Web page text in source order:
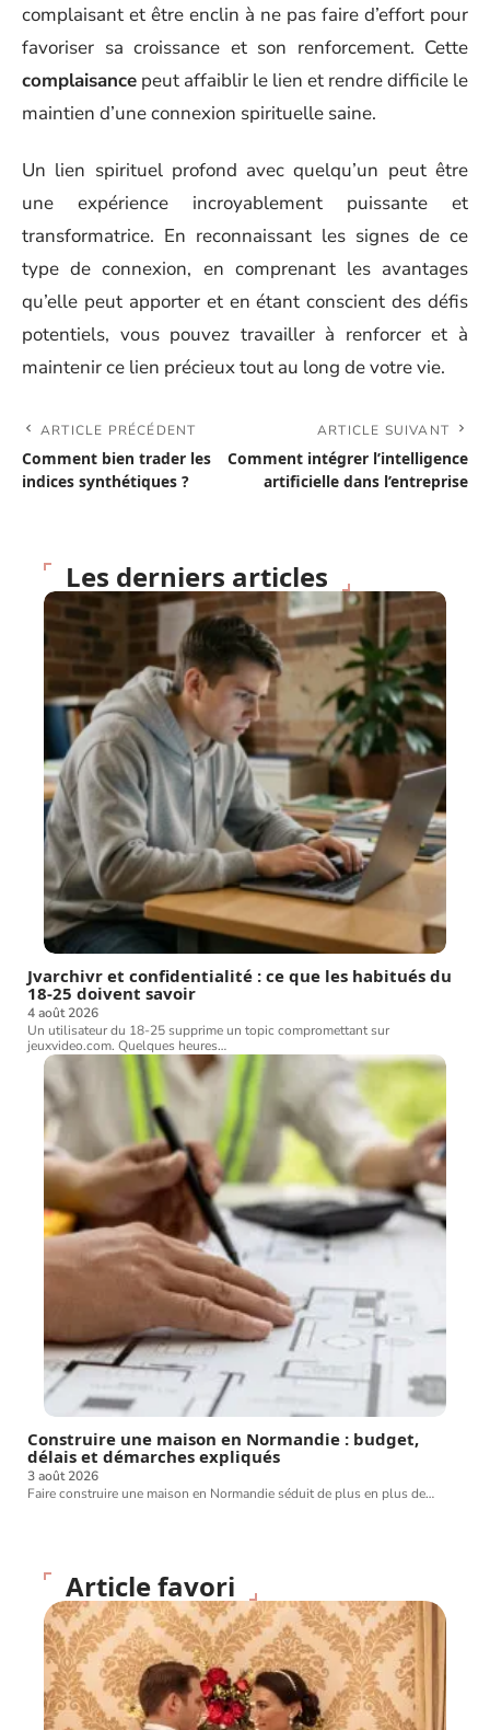
complaisant et être enclin à ne pas faire d’effort pour
favoriser sa croissance et son renforcement. Cette
complaisance peut affaiblir le lien et rendre difficile le
maintien d’une connexion spirituelle saine.
Un lien spirituel profond avec quelqu’un peut être
une expérience incroyablement puissante et
transformatrice. En reconnaissant les signes de ce
type de connexion, en comprenant les avantages
qu’elle peut apporter et en étant conscient des défis
potentiels, vous pouvez travailler à renforcer et à
maintenir ce lien précieux tout au long de votre vie.
ARTICLE PRÉCÉDENT
Comment bien trader les
indices synthétiques ?
ARTICLE SUIVANT
Comment intégrer l’intelligence
artificielle dans l’entreprise
Les derniers articles
Jvarchivr et confidentialité : ce que les habitués du
18-25 doivent savoir
4 août 2026
Un utilisateur du 18-25 supprime un topic compromettant sur
jeuxvideo.com. Quelques heures…
Construire une maison en Normandie : budget,
délais et démarches expliqués
3 août 2026
Faire construire une maison en Normandie séduit de plus en plus de…
Article favori